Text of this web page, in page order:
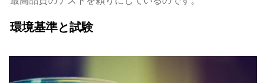
環境基準と試験